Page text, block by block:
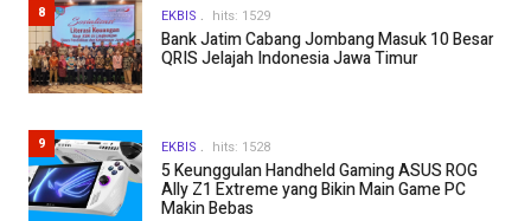
8 EKBIS hits: 1529
Bank Jatim Cabang Jombang Masuk 10 Besar
QRIS Jelajah Indonesia Jawa Timur
9 EKBIS hits: 1528
5 Keunggulan Handheld Gaming ASUS ROG
Ally Z1 Extreme yang Bikin Main Game PC
Makin Bebas